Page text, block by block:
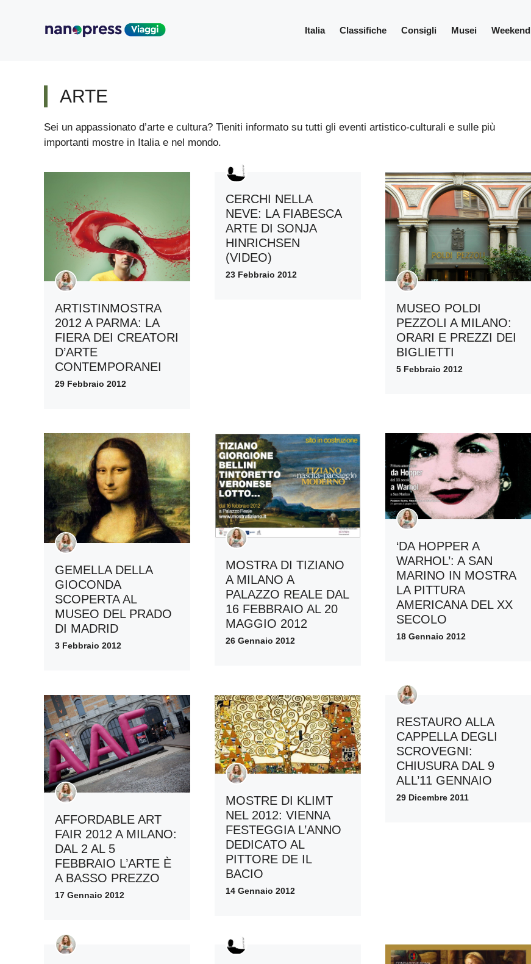
Italia Classifiche Consigli Musei Weekend
ARTE
Sei un appassionato d’arte e cultura? Tieniti informato su tutti gli eventi artistico-culturali e sulle più
importanti mostre in Italia e nel mondo.
ARTISTINMOSTRA
2012 A PARMA: LA
FIERA DEI CREATORI
D’ARTE
CONTEMPORANEI
29 Febbraio 2012
CERCHI NELLA
NEVE: LA FIABESCA
ARTE DI SONJA
HINRICHSEN
(VIDEO)
23 Febbraio 2012
MUSEO POLDI
PEZZOLI A MILANO:
ORARI E PREZZI DEI
BIGLIETTI
5 Febbraio 2012
GEMELLA DELLA
GIOCONDA
SCOPERTA AL
MUSEO DEL PRADO
DI MADRID
3 Febbraio 2012
MOSTRA DI TIZIANO
A MILANO A
PALAZZO REALE DAL
16 FEBBRAIO AL 20
MAGGIO 2012
26 Gennaio 2012
‘DA HOPPER A
WARHOL’: A SAN
MARINO IN MOSTRA
LA PITTURA
AMERICANA DEL XX
SECOLO
18 Gennaio 2012
AFFORDABLE ART
FAIR 2012 A MILANO:
DAL 2 AL 5
FEBBRAIO L’ARTE È
A BASSO PREZZO
17 Gennaio 2012
MOSTRE DI KLIMT
NEL 2012: VIENNA
FESTEGGIA L’ANNO
DEDICATO AL
PITTORE DE IL
BACIO
14 Gennaio 2012
RESTAURO ALLA
CAPPELLA DEGLI
SCROVEGNI:
CHIUSURA DAL 9
ALL’11 GENNAIO
29 Dicembre 2011